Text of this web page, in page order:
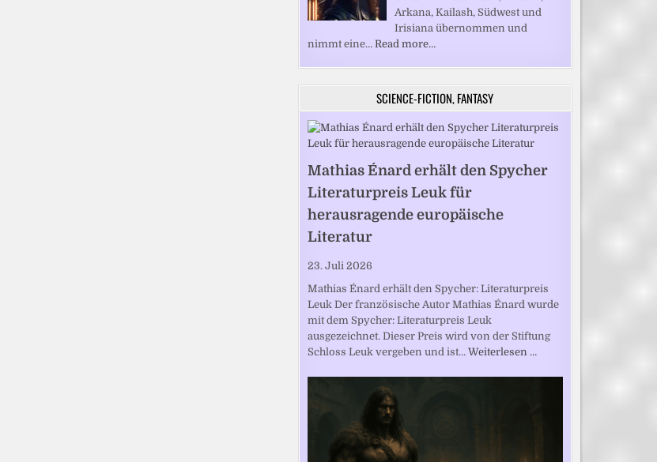
Arkana, Kailash, Südwest und
Irisiana übernommen und
nimmt eine… Read more…
SCIENCE-FICTION, FANTASY
Mathias Énard erhält den Spycher
Literaturpreis Leuk für
herausragende europäische
Literatur
23. Juli 2026
Mathias Énard erhält den Spycher: Literaturpreis
Leuk Der französische Autor Mathias Énard wurde
mit dem Spycher: Literaturpreis Leuk
ausgezeichnet. Dieser Preis wird von der Stiftung
Schloss Leuk vergeben und ist… Weiterlesen …